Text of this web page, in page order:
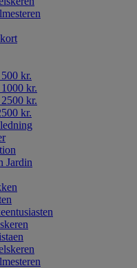
kr.
kr.
kr.
kr.
Jardin